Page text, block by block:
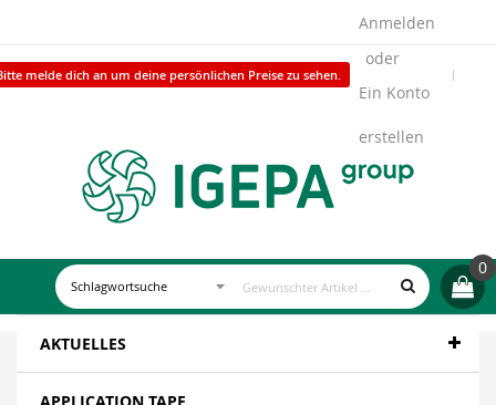
melde dich an um deine persönlichen Preise zu sehen.
Anmelden
Ein Konto
erstellen
0
AKTUELLES